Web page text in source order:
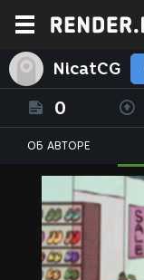
NicatCG
0
ОБ АВТОРЕ